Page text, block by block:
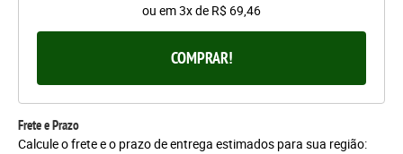
ou em3xde R$ 69,46
COMPRAR!
Frete e Prazo
Calcule o frete e o prazo de entrega estimados para sua região: